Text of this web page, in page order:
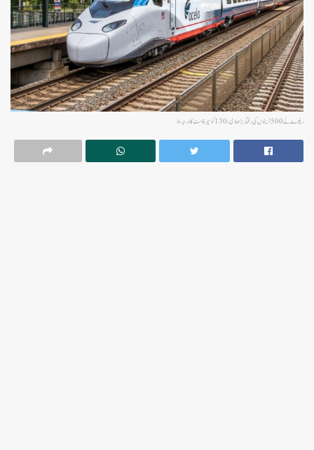
ریلوے نے 500 ٹرینوں کی رفتار بڑھا دی، 130 کو سپرفاسٹ کا درجہ ملا